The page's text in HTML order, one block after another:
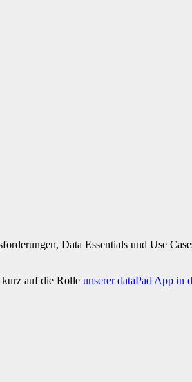
Data Essentials und Use
kurz auf die Rolle unserer dataPad App in